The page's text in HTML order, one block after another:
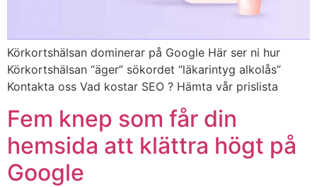
Körkortshälsan dominerar på Google Här ser ni hur
Körkortshälsan “äger” sökordet “läkarintyg alkolås”
Kontakta oss Vad kostar SEO ? Hämta vår prislista
Fem knep som får din
hemsida att klättra högt på
Google